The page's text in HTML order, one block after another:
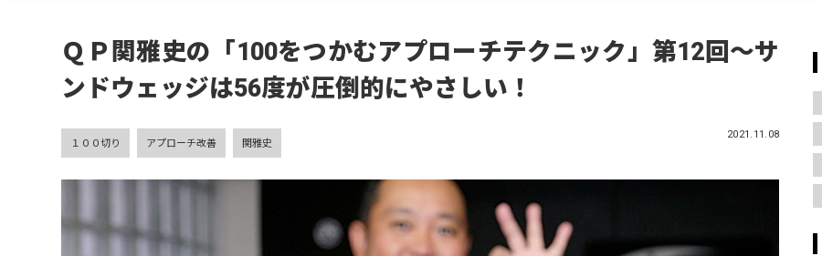
ＱＰ関雅史の「100をつかむアプローチテクニック」第12回～サ
ンドウェッジは56度が圧倒的にやさしい！
2021.11.08
１００切り アプローチ改善 関雅史